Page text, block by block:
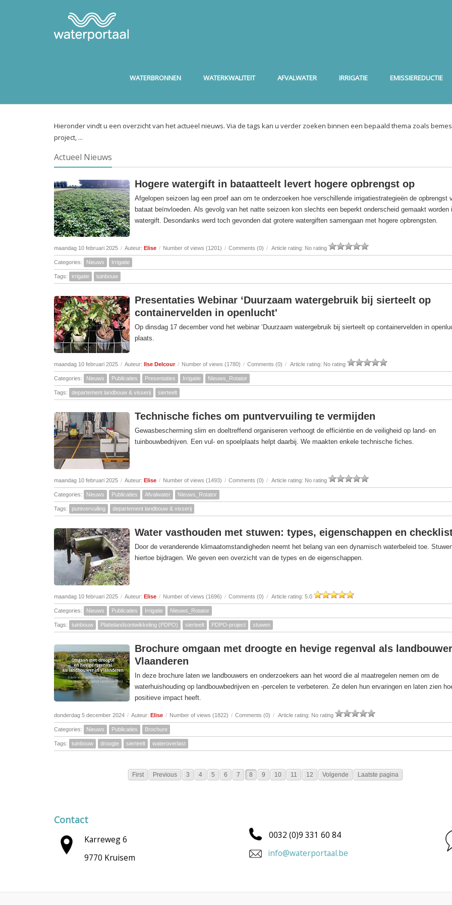
WATERBRONNEN WATERKWALITEIT AFVALWATER IRRIGATIE EMISSIEREDUCTIE
Hieronder vindt u een overzicht van het actueel nieuws. Via de tags kan u verder zoeken binnen een bepaald thema zoals
project, ...
Actueel Nieuws
Hogere watergift in bataatteelt levert hogere opbrengst op
Afgelopen seizoen lag een proef aan om te onderzoeken hoe verschillende irrigatiestrategieën de opbrengst
bataat beïnvloeden. Als gevolg van het natte seizoen kon slechts een beperkt onderscheid gemaakt worden
watergift. Desondanks werd toch gevonden dat grotere watergiften samengaan met hogere opbrengsten.
maandag 10 februari 2025 / Auteur: Elise / Number of views (1201) / Comments (0) / Article rating: No rating
Categories: Nieuws Irrigatie
Tags: irrigatie tuinbouw
Presentaties Webinar ‘Duurzaam watergebruik bij sierteelt op
containervelden in openlucht'
Op dinsdag 17 december vond het webinar ‘Duurzaam watergebruik bij sierteelt op containervelden in
plaats.
maandag 10 februari 2025 / Auteur: Ilse Delcour / Number of views (1780) / Comments (0) / Article rating: No rating
Categories: Nieuws Publicaties Presentaties Irrigatie Nieuws_Rotator
Tags: departement landbouw & visserij sierteelt
Technische fiches om puntvervuiling te vermijden
Gewasbescherming slim en doeltreffend organiseren verhoogt de efficiëntie en de veiligheid op land- en
tuinbouwbedrijven. Een vul- en spoelplaats helpt daarbij. We maakten enkele technische fiches.
maandag 10 februari 2025 / Auteur: Elise / Number of views (1493) / Comments (0) / Article rating: No rating
Categories: Nieuws Publicaties Afvalwater Nieuws_Rotator
Tags: puntvervuiling departement landbouw & visserij
Water vasthouden met stuwen: types, eigenschappen en
Door de veranderende klimaatomstandigheden neemt het belang van een dynamisch waterbeleid toe.
hiertoe bijdragen. We geven een overzicht van de types en de eigenschappen.
maandag 10 februari 2025 / Auteur: Elise / Number of views (1696) / Comments (0) / Article rating: 5.0
Categories: Nieuws Publicaties Irrigatie Nieuws_Rotator
Tags: tuinbouw Plattelandsontwikkeling (PDPO) sierteelt PDPO-project stuwen
Brochure omgaan met droogte en hevige regenval als
Vlaanderen
In deze brochure laten we landbouwers en onderzoekers aan het woord die al maatregelen nemen om de
waterhuishouding op landbouwbedrijven en -percelen te verbeteren. Ze delen hun ervaringen en laten zien
positieve impact heeft.
donderdag 5 december 2024 / Auteur: Elise / Number of views (1822) / Comments (0) / Article rating: No rating
Categories: Nieuws Publicaties Brochure
Tags: tuinbouw droogte sierteelt wateroverlast
First Previous 3 4 5 6 7 8 9 10 11 12 Volgende Laatste pagina
Contact
Karreweg 6
9770 Kruisem
0032 (0)9 331 60 84
info@waterportaal.be